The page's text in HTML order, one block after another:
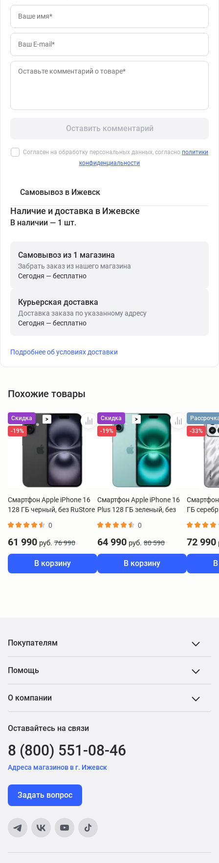
Оставить комментарий
Согласен на обработку персональных данных, согласно политики
конфиденциальности
Самовывоз в Ижевск
Наличие и доставка в Ижевске
В наличии — 1 шт.
Самовывоз из 1 магазина
Забрать заказ из нашего магазина
Сегодня — бесплатно
Курьерская доставка
Доставка заказа по указанному адресу
Сегодня — бесплатно
Подробнее об условиях доставки
Похожие товары
Скидка
>
-19%
Смартфон Apple iPhone 16
128 ГБ черный, без RuStore
0
61 990 руб. 76 990
В корзину
Скидка
>
-19%
Смартфон Apple iPhone 16
Plus 128 ГБ зеленый, без
0
64 990 руб. 80 590
В корзину
-33%
ГБ
72 990
Покупателям
Помощь
О компании
Оставайтесь на связи
8 (800) 551-08-46
Адреса магазинов в г. Ижевск
Задать вопрос